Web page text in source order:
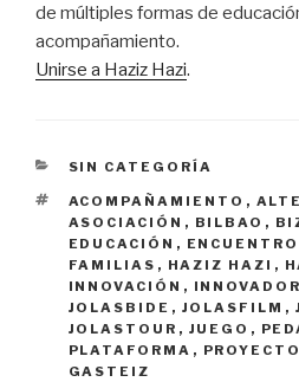
de múltiples formas de
acompañamiento.
Unirse a Haziz Hazi.
CATEGORÍAS
SIN CATEGORÍA
ETIQUETAS
ACOMPAÑAMIENTO ,
ASOCIACIÓN , BILBAO ,
EDUCACIÓN , ENCUENTRO
FAMILIAS , HAZIZ HAZI ,
INNOVACIÓN ,
JOLASBIDE , JOLASFILM ,
JOLASTOUR , JUEGO ,
PLATAFORMA , PROYECTO
GASTEIZ